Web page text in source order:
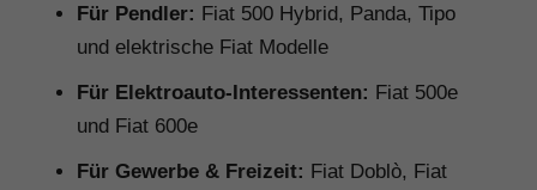
Für Pendler: Fiat 500 Hybrid, Panda, Tipo
und elektrische Fiat Modelle
Für Elektroauto-Interessenten: Fiat 500e
und Fiat 600e
Für Gewerbe & Freizeit: Fiat Doblò, Fiat